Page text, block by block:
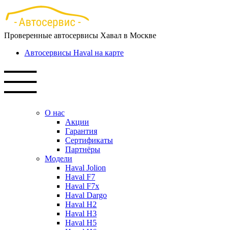
Перейти
к
основному
содержанию
Проверенные автосервисы Хавал в Москве
Автосервисы Haval на карте
О нас
Акции
Гарантия
Сертификаты
Партнёры
Модели
Haval Jolion
Haval F7
Haval F7x
Haval Dargo
Haval H2
Haval H3
Haval H5